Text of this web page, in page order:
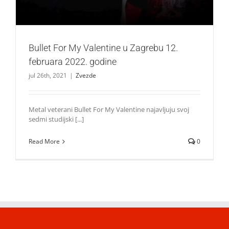
Bullet For My Valentine u Zagrebu 12.
februara 2022. godine
jul 26th, 2021 | Zvezde
Metal veterani Bullet For My Valentine najavljuju svoj
sedmi studijski [...]
Read More 0